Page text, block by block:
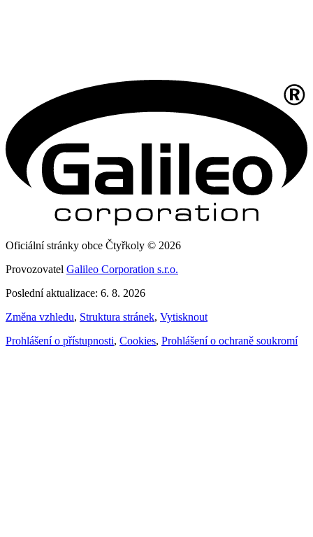
Oficiální stránky obce Čtyřkoly © 2026
Provozovatel Galileo Corporation s.r.o.
Poslední aktualizace: 6. 8. 2026
Změna vzhledu, Struktura stránek, Vytisknout
Prohlášení o přístupnosti, Cookies, Prohlášení o ochraně soukromí